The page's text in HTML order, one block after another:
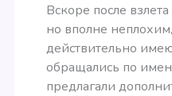
Вскоре после
но вполне
действительно
обращались по
предлагали